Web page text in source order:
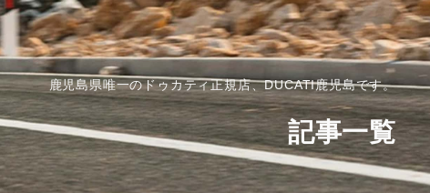
V4 S Grand Tour
V4 Rally
V4 Pikes Peak
V4 RS
V4 RS 100
鹿児島県唯一のドゥカティ正規店、DUCATI鹿児島です。
記事一覧